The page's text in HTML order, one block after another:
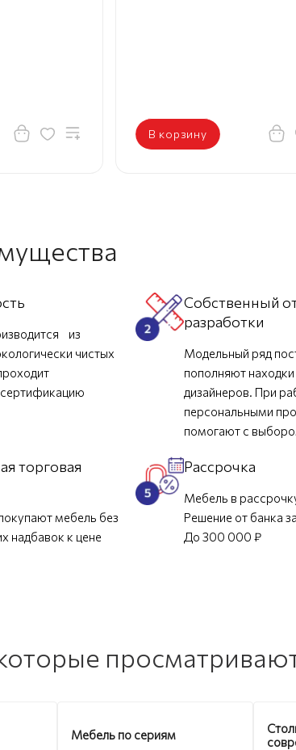
В корзину
из
чистых
Собственный
разработки
Модельный ряд
пополняют
дизайнеров. При
персональными
помогают с
торговая
мебель без
надбавок к цене
Рассрочка
Мебель в
Решение от банка
До 300 000 ₽
Мебель по сериям